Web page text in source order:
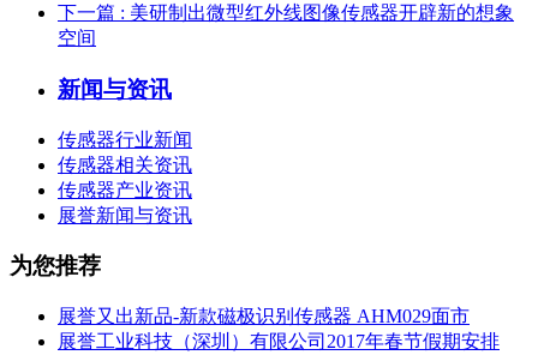
下一篇 : 美研制出微型红外线图像传感器开辟新的想象
空间
新闻与资讯
传感器行业新闻
传感器相关资讯
传感器产业资讯
展誉新闻与资讯
为您推荐
展誉又出新品-新款磁极识别传感器 AHM029面市
展誉工业科技（深圳）有限公司2017年春节假期安排